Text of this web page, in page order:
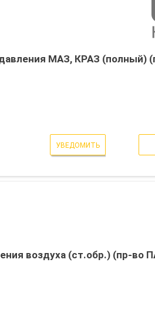
МАЗ, КРАЗ (полный)
УВЕДОМИТЬ
воздуха (ст.обр.) (пр-во